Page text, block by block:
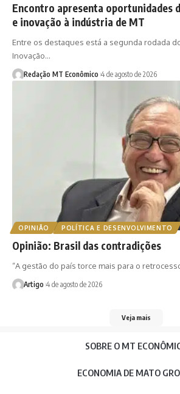
Encontro apresenta oportunidades
e inovação à indústria de MT
Entre os destaques está a segunda rodada
Inovação…
Redação MT Econômico 4 de agosto de 2026
OPINIÃO POLÍTICA E DESENVOLVIMENTO
Opinião: Brasil das contradições
“A gestão do país torce mais para o
Artigo 4 de agosto de 2026
Veja mais
SOBRE O MT
ECONOMIA DE MATO